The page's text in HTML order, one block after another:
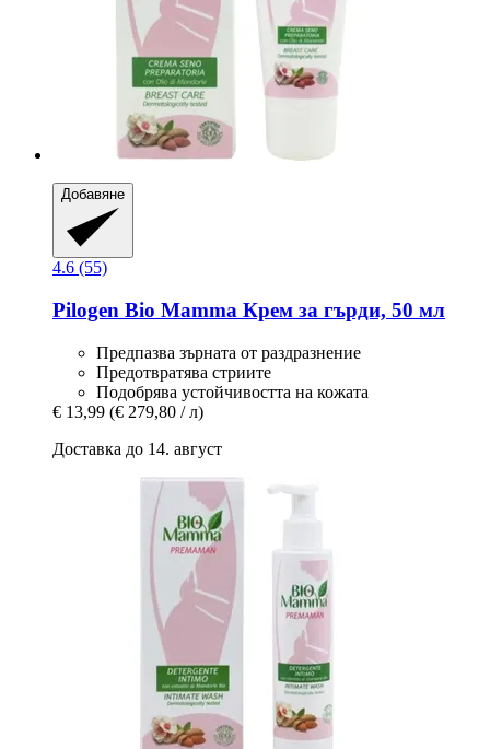
Добавяне
4.6 (55)
Pilogen Bio Mamma Крем за гърди, 50 мл
Предпазва зърната от раздразнение
Предотвратява стриите
Подобрява устойчивостта на кожата
€ 13,99 (€ 279,80 / л)
Доставка до 14. август